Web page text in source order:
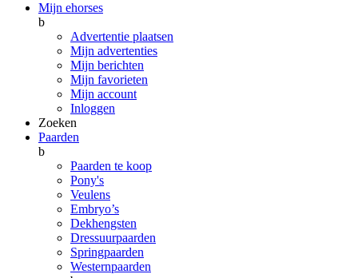
Mijn ehorses
b
Advertentie plaatsen
Mijn advertenties
Mijn berichten
Mijn favorieten
Mijn account
Inloggen
Zoeken
Paarden
b
Paarden te koop
Pony's
Veulens
Embryo’s
Dekhengsten
Dressuurpaarden
Springpaarden
Westernpaarden